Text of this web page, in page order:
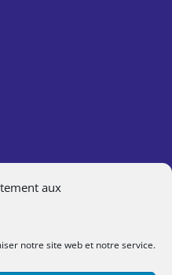
aux
notre site web et notre service.